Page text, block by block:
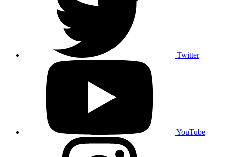
Twitter
YouTube